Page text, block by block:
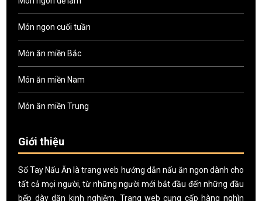
Món ngon cuối tuần
Món ăn miền Bắc
Món ăn miền Nam
Món ăn miền Trung
Giới thiệu
Sổ Tay Nấu Ăn là trang web hướng dẫn nấu ăn ngon dành cho
tất cả mọi người, từ những người mới bắt đầu đến những đầu
bếp dày dặn kinh nghiệm. Trang web cung cấp hàng nghìn